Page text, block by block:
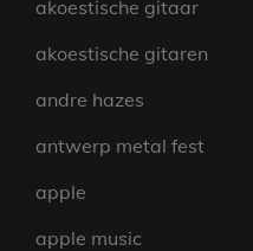
akoestische gitaar
akoestische gitaren
andre hazes
antwerp metal fest
apple
apple music